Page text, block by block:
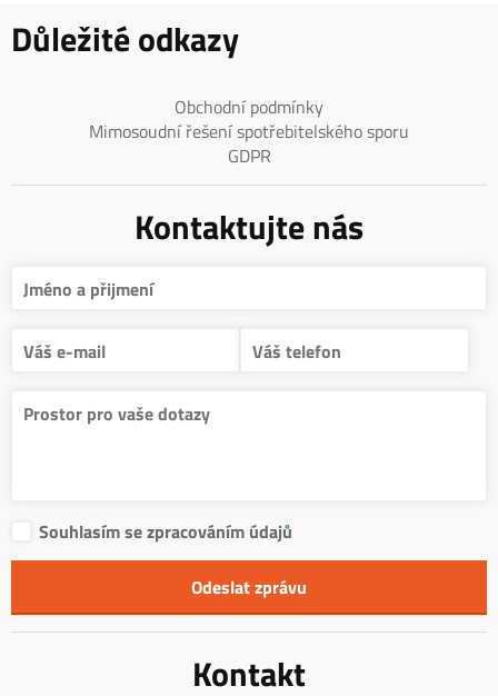
Důležité odkazy
Obchodní podmínky
Mimosoudní řešení spotřebitelského sporu
GDPR
Kontaktujte nás
Souhlasím se zpracováním údajů
Kontakt